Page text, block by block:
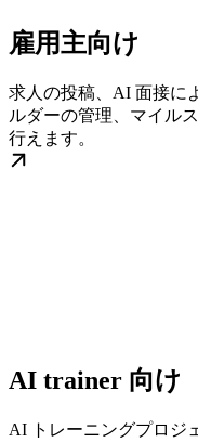
雇用主向け
求人の投稿、AI 面接に
ルダーの管理、マイル
行えます。
AI trainer 向け
AI トレーニングプロジ